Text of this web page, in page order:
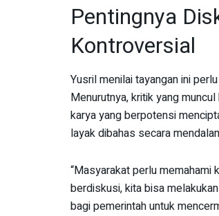
Pentingnya
Kontroversial
Yusril menilai tayangan ini
Menurutnya, kritik yang
karya yang berpotensi
layak dibahas secara
“Masyarakat perlu memahami
berdiskusi, kita bisa
bagi pemerintah untuk